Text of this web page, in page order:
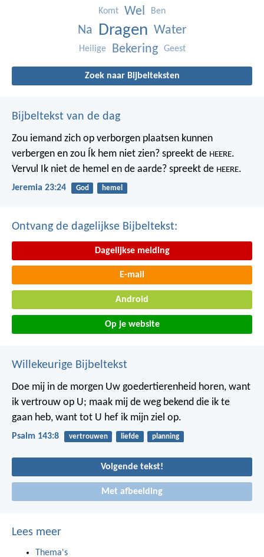
Komt Wel Ben
Na Dragen Water
Heilige Bekering Geest
Zoek naar Bijbelteksten
Bijbeltekst van de dag
Zou iemand zich op verborgen plaatsen kunnen
verbergen en zou Ík hem niet zien? spreekt de HEERE.
Vervul Ik niet de hemel en de aarde? spreekt de HEERE.
Jeremia 23:24 God hemel
Ontvang de dagelijkse Bijbeltekst:
Dagelijkse melding
E-mail
Android
Op je website
Willekeurige Bijbeltekst
Doe mij in de morgen Uw goedertierenheid horen, want
ik vertrouw op U; maak mij de weg bekend die ik te
gaan heb, want tot U hef ik mijn ziel op.
Psalm 143:8 vertrouwen liefde planning
Volgende tekst!
Met afbeelding
Lees meer
Thema's